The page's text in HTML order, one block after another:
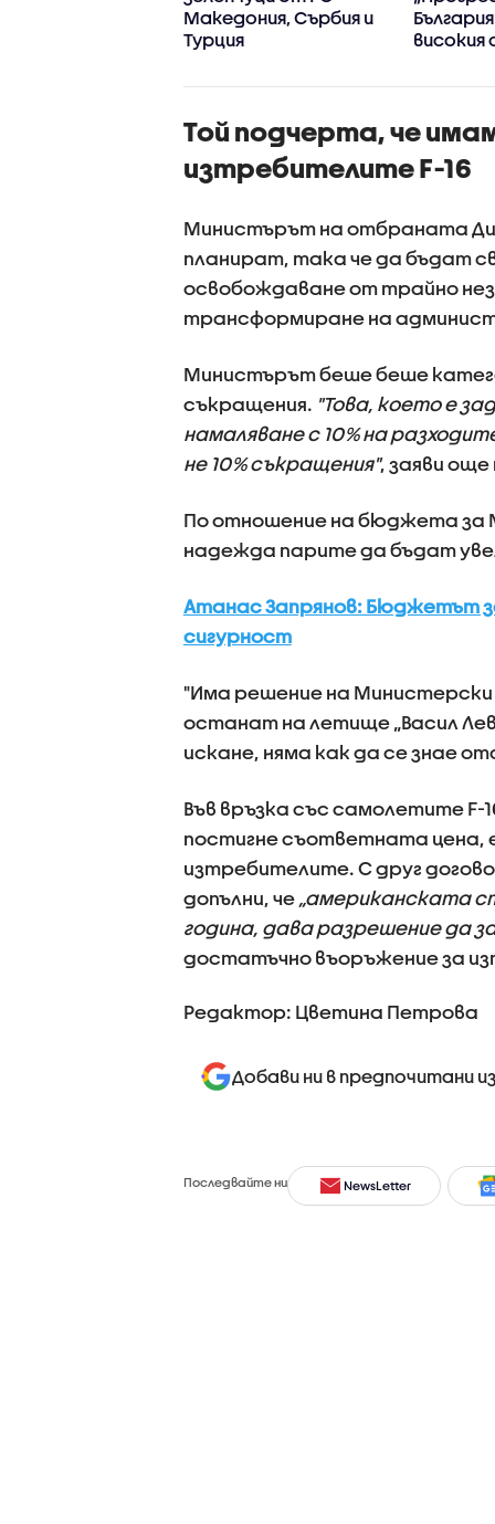
Македония, Сърбия и
Турция
високия
първите
Той подчерта, че
изтребителите F-16
Министърът на отбраната
планират, така че да бъдат
освобождаване от трайно
трансформиране на
Министърът беше беше
съкращения. "Това, което е
намаляване с 10% на
не 10% съкращения", заяви още
По отношение на бюджета за
надежда парите да бъдат
Атанас Запрянов: Бюджетът
сигурност
"Има решение на
останат на летище „Васил
искане, няма как да се знае
Във връзка със самолетите F-
постигне съответната цена,
изтребителите. С друг
допълни, че „американската
година, дава разрешение да
достатъчно въоръжение за
Редактор: Цветина Петрова
Добави ни в предпочитани
Последвайте ни NewsLetter